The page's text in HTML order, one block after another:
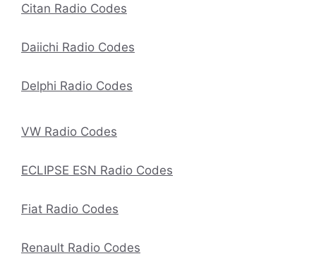
Citan Radio Codes
Daiichi Radio Codes
Delphi Radio Codes
VW Radio Codes
ECLIPSE ESN Radio Codes
Fiat Radio Codes
Renault Radio Codes